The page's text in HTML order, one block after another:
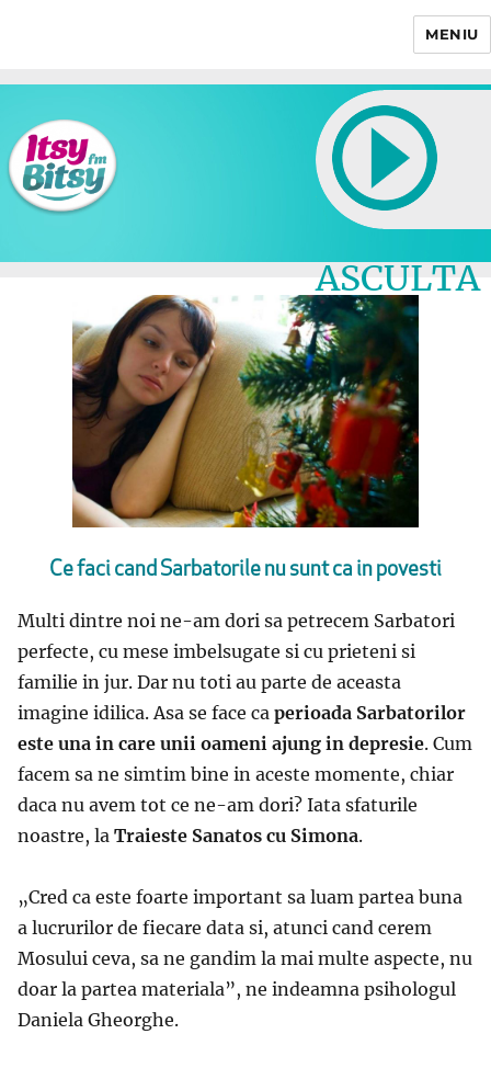
MENIU
ASCULTA
LIVE
Ce faci cand Sarbatorile nu sunt ca in povesti
Multi dintre noi ne-am dori sa petrecem Sarbatori
perfecte, cu mese imbelsugate si cu prieteni si
familie in jur. Dar nu toti au parte de aceasta
imagine idilica. Asa se face ca perioada Sarbatorilor
este una in care unii oameni ajung in depresie. Cum
facem sa ne simtim bine in aceste momente, chiar
daca nu avem tot ce ne-am dori? Iata sfaturile
noastre, la Traieste Sanatos cu Simona.
„Cred ca este foarte important sa luam partea buna
a lucrurilor de fiecare data si, atunci cand cerem
Mosului ceva, sa ne gandim la mai multe aspecte, nu
doar la partea materiala”, ne indeamna psihologul
Daniela Gheorghe.